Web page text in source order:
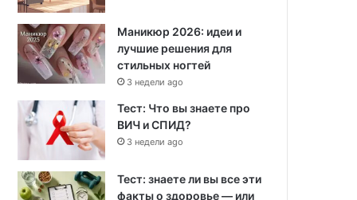
Маникюр 2026: идеи и
лучшие решения для
стильных ногтей
3 недели ago
Тест: Что вы знаете про
ВИЧ и СПИД?
3 недели ago
Тест: знаете ли вы все эти
факты о здоровье — или